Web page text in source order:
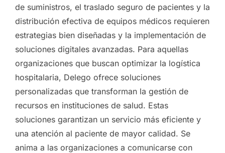
de suministros, el traslado seguro de pacientes y la
distribución efectiva de equipos médicos requieren
estrategias bien diseñadas y la implementación de
soluciones digitales avanzadas. Para aquellas
organizaciones que buscan optimizar la logística
hospitalaria, Delego ofrece soluciones
personalizadas que transforman la gestión de
recursos en instituciones de salud. Estas
soluciones garantizan un servicio más eficiente y
una atención al paciente de mayor calidad. Se
anima a las organizaciones a comunicarse con